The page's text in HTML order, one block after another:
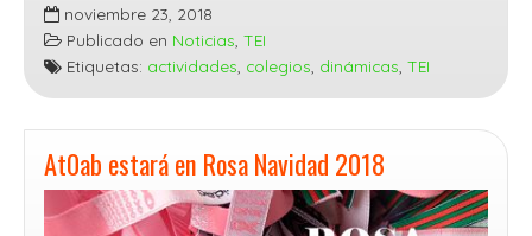
en
CEIP
Bajo
Pas
noviembre 23, 2018
Publicado en Noticias TEI
Etiquetas: actividades colegios dinámicas TEI
At0ab estará en Rosa Navidad 2018